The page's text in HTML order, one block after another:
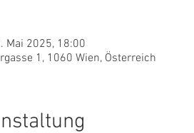
Mai 2025, 18:00
1, 1060 Wien, Österreich